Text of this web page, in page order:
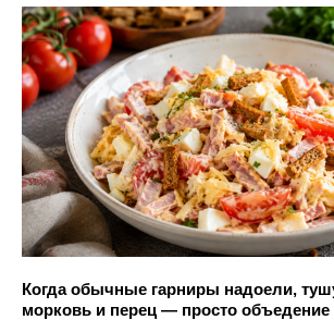
Когда обычные гарниры надоели,
морковь и перец — просто объедение